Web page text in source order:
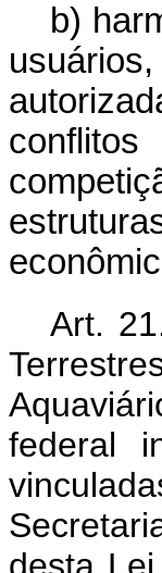
b)
conflitos
Art.
federal